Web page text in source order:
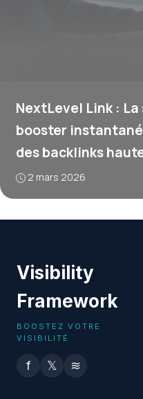
NextLevel Link :
booster
des backlinks
2 mars 2026
Visibility
Framework
BOOSTEZ VOTRE
VISIBILITÉ
f 𝕏 ≋